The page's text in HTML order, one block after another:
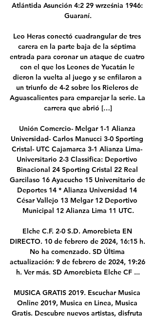
Atlántida Asunción 4:2 29 września 1946:
Guaraní.
Leo Heras conectó cuadrangular de tres
carera en la parte baja de la séptima
entrada para coronar un ataque de cuatro
con el que los Leones de Yucatán le
dieron la vuelta al juego y se enfilaron a
un triunfo de 4-2 sobre los Rieleros de
Aguascalientes para emparejar la serie. La
carrera que abrió […]
Unión Comercio- Melgar 1-1 Alianza
Universidad- Carlos Manucci 3-0 Sporting
Cristal- UTC Cajamarca 3-1 Alianza Lima-
Universitario 2-3 Classifica: Deportivo
Binacional 24 Sporting Cristal 22 Real
Garcilaso 16 Ayacucho 15 Universitario de
Deportes 14 * Alianza Universidad 14
César Vallejo 13 Melgar 12 Deportivo
Municipal 12 Alianza Lima 11 UTC.
Elche C.F. 2-0 S.D. Amorebieta EN
DIRECTO. 10 de febrero de 2024, 16:15 h.
No ha comenzado. SD Última
actualización: 9 de febrero de 2024, 19:26
h. Ver más. SD Amorebieta Elche CF ...
MUSICA GRATIS 2019. Escuchar Musica
Online 2019, Musica en Linea, Musica
Gratis. Descubre nuevos artistas, disfruta